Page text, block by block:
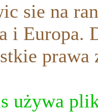
sie na
i Europa.
prawa
używa